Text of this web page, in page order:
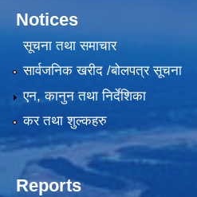
Notices
सूचना तथा समाचार
सार्वजनिक खरीद /बोलपत्र सूचना
एन, कानुन तथा निर्देशिका
कर तथा शुल्कहरु
Reports